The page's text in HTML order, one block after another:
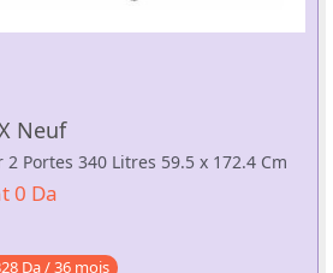
Neuf
Portes 340 Litres 59.5 x 172.4 Cm
0 Da
Da / 36 mois